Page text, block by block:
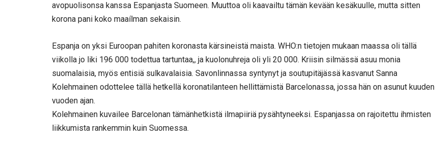
avopuolisonsa kanssa Espanjasta Suomeen. Muuttoa oli kaavailtu tämän kevään kesäkuulle, mutta sitten
korona pani koko maaílman sekaisin.
Espanja on yksi Euroopan pahiten koronasta kärsineistä maista. WHO:n tietojen mukaan maassa oli tällä
viikolla jo liki 196 000 todettua tartuntaa,, ja kuolonuhreja oli yli 20 000. Kriisin silmässä asuu monia
suomalaisia, myös entisiä sulkavalaisia. Savonlinnassa syntynyt ja soutupitäjässä kasvanut Sanna
Kolehmainen odottelee tällä hetkellä koronatilanteen hellittämistä Barcelonassa, jossa hän on asunut kuuden
vuoden ajan.
Kolehmainen kuvailee Barcelonan tämänhetkistä ilmapiiriä pysähtyneeksi. Espanjassa on rajoitettu ihmisten
liikkumista rankemmin kuin Suomessa.